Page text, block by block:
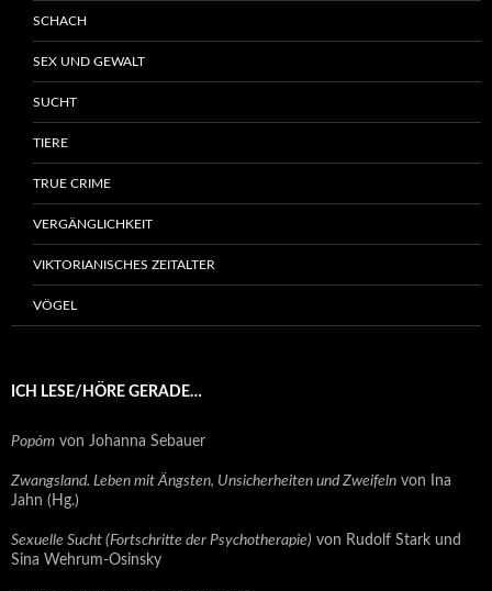
SCHACH
SEX UND GEWALT
SUCHT
TIERE
TRUE CRIME
VERGÄNGLICHKEIT
VIKTORIANISCHES ZEITALTER
VÖGEL
ICH LESE/HÖRE GERADE…
Popóm von Johanna Sebauer
Zwangsland. Leben mit Ängsten, Unsicherheiten und Zweifeln von Ina
Jahn (Hg.)
Sexuelle Sucht (Fortschritte der Psychotherapie) von Rudolf Stark und
Sina Wehrum-Osinsky